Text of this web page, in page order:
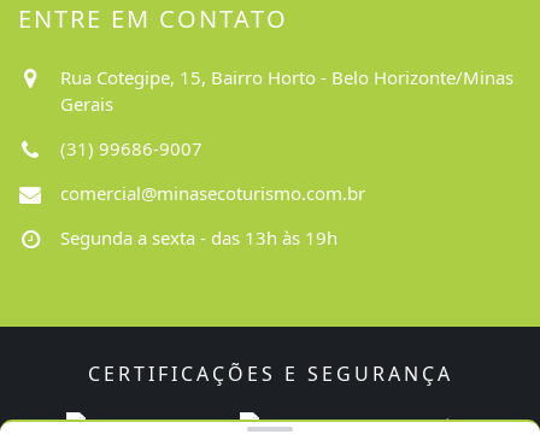
ENTRE EM CONTATO
Rua Cotegipe, 15, Bairro Horto - Belo Horizonte/Minas
Gerais
(31) 99686-9007
comercial@minasecoturismo.com.br
Segunda a sexta - das 13h às 19h
CERTIFICAÇÕES E SEGURANÇA